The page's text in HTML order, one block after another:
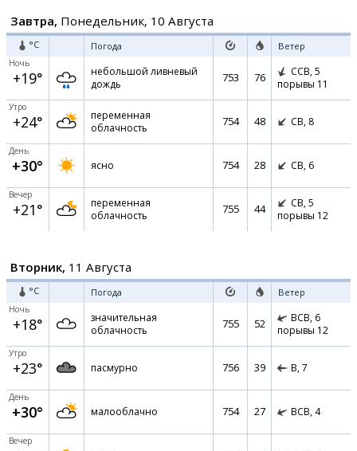
Завтра, Понедельник, 10 Августа
°C Погода Ветер
Ночь
+19°
небольшой ливневый
дождь
753 76 ССВ, 5
порывы 11
Утро
+24°
переменная
облачность
754 48 СВ, 8
День
+30° ясно 754 28 СВ, 6
Вечер
+21°
переменная
облачность
755 44 СВ, 5
порывы 12
Вторник, 11 Августа
°C Погода Ветер
Ночь
+18°
значительная
облачность
755 52 ВСВ, 6
порывы 12
Утро
+23° пасмурно 756 39 В, 7
День
+30° малооблачно 754 27 ВСВ, 4
Вечер